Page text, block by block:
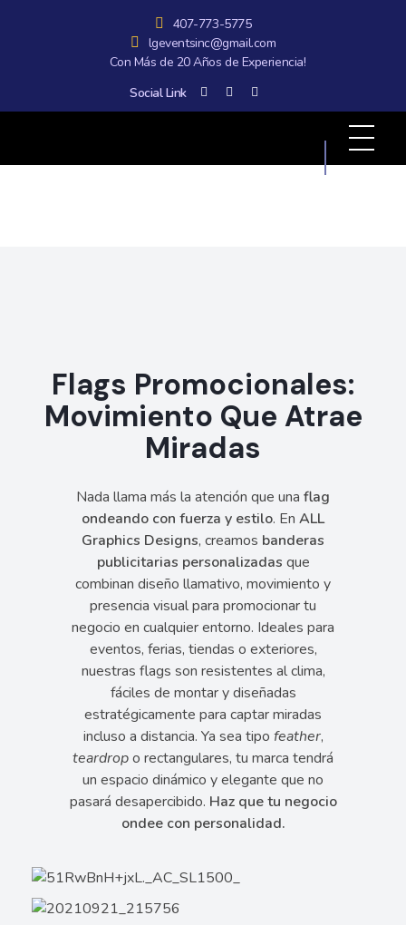
407-773-5775
lgeventsinc@gmail.com
Con Más de 20 Años de Experiencia!
Social Link
Flags Promocionales:
Movimiento Que Atrae
Miradas
Nada llama más la atención que una flag
ondeando con fuerza y estilo. En ALL
Graphics Designs, creamos banderas
publicitarias personalizadas que
combinan diseño llamativo, movimiento y
presencia visual para promocionar tu
negocio en cualquier entorno. Ideales para
eventos, ferias, tiendas o exteriores,
nuestras flags son resistentes al clima,
fáciles de montar y diseñadas
estratégicamente para captar miradas
incluso a distancia. Ya sea tipo feather,
teardropo rectangulares, tu marca tendrá
un espacio dinámico y elegante que no
pasará desapercibido. Haz que tu negocio
ondee con personalidad.